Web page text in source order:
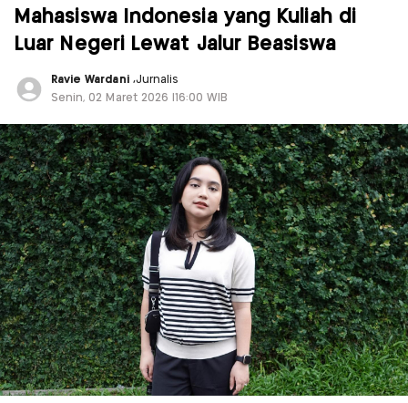
Mahasiswa Indonesia yang Kuliah di
Luar Negeri Lewat Jalur Beasiswa
Ravie Wardani ,Jurnalis
Senin, 02 Maret 2026 |16:00 WIB